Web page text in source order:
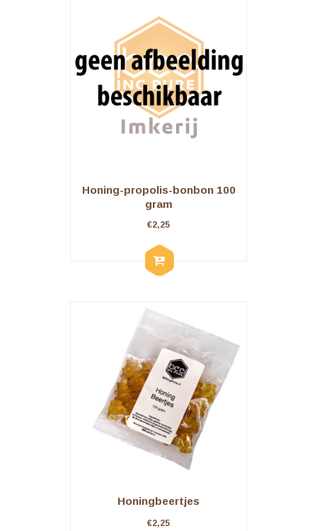
Honing-propolis-bonbon 100
gram
€2,25
Honingbeertjes
€2,25